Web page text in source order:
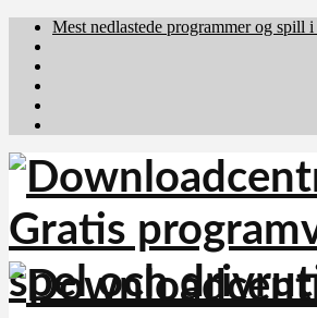
Mest nedlastede programmer og spill